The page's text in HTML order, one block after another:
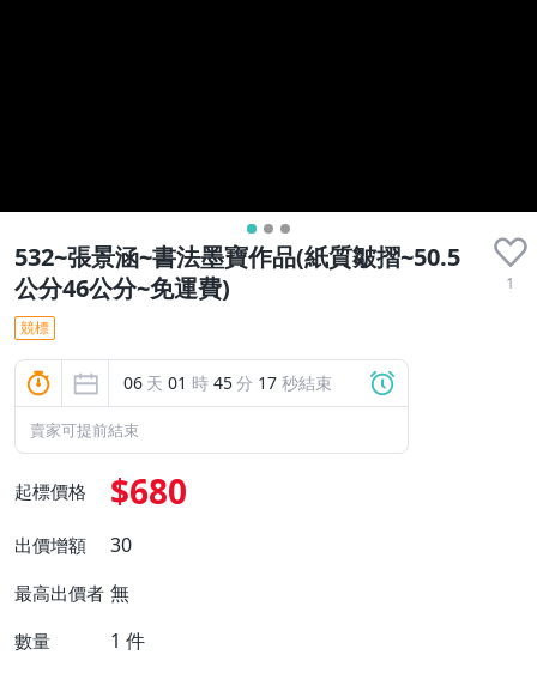
532~張景涵~書法墨寶作品(紙質皺摺~50.5
公分46公分~免運費)
1
競標
06 天 01 時 45分 16 秒結束
賣家可提前結束
起標價格 $680
出價增額 30
最高出價者 無
數量 1 件